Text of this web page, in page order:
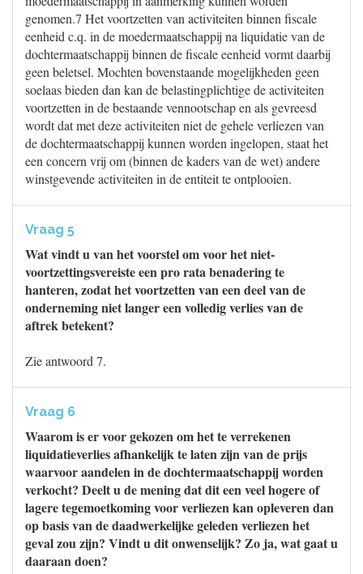
genomen.7 Het voortzetten van activiteiten binnen fiscale
eenheid c.q. in de moedermaatschappij na liquidatie van de
dochtermaatschappij binnen de fiscale eenheid vormt daarbij
geen beletsel. Mochten bovenstaande mogelijkheden geen
soelaas bieden dan kan de belastingplichtige de activiteiten
voortzetten in de bestaande vennootschap en als gevreesd
wordt dat met deze activiteiten niet de gehele verliezen van
de dochtermaatschappij kunnen worden ingelopen, staat het
een concern vrij om (binnen de kaders van de wet) andere
winstgevende activiteiten in de entiteit te ontplooien.
Vraag 5
Wat vindt u van het voorstel om voor het niet-
voortzettingsvereiste een pro rata benadering te
hanteren, zodat het voortzetten van een deel van de
onderneming niet langer een volledig verlies van de
aftrek betekent?
Zie antwoord 7.
Vraag 6
Waarom is er voor gekozen om het te verrekenen
liquidatieverlies afhankelijk te laten zijn van de prijs
waarvoor aandelen in de dochtermaatschappij worden
verkocht? Deelt u de mening dat dit een veel hogere of
lagere tegemoetkoming voor verliezen kan opleveren dan
op basis van de daadwerkelijke geleden verliezen het
geval zou zijn? Vindt u dit onwenselijk? Zo ja, wat gaat u
daaraan doen?